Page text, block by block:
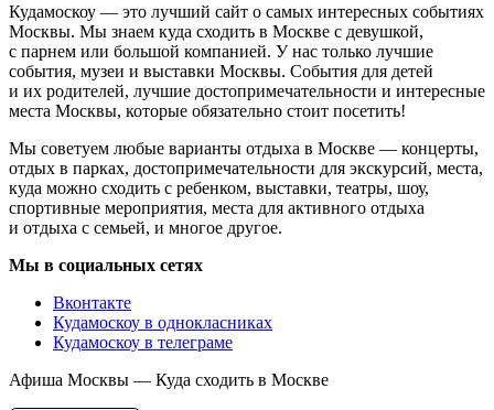
Кудамоскоу — это лучший сайт о самых интересных событиях
Москвы. Мы знаем куда сходить в Москве с девушкой,
с парнем или большой компанией. У нас только лучшие
события, музеи и выставки Москвы. События для детей
и их родителей, лучшие достопримечательности и интересные
места Москвы, которые обязательно стоит посетить!
Мы советуем любые варианты отдыха в Москве — концерты,
отдых в парках, достопримечательности для экскурсий, места,
куда можно сходить с ребенком, выставки, театры, шоу,
спортивные мероприятия, места для активного отдыха
и отдыха с семьей, и многое другое.
Мы в социальных сетях
Вконтакте
Кудамоскоу в однокласниках
Кудамоскоу в телеграме
Афиша Москвы — Куда сходить в Москве